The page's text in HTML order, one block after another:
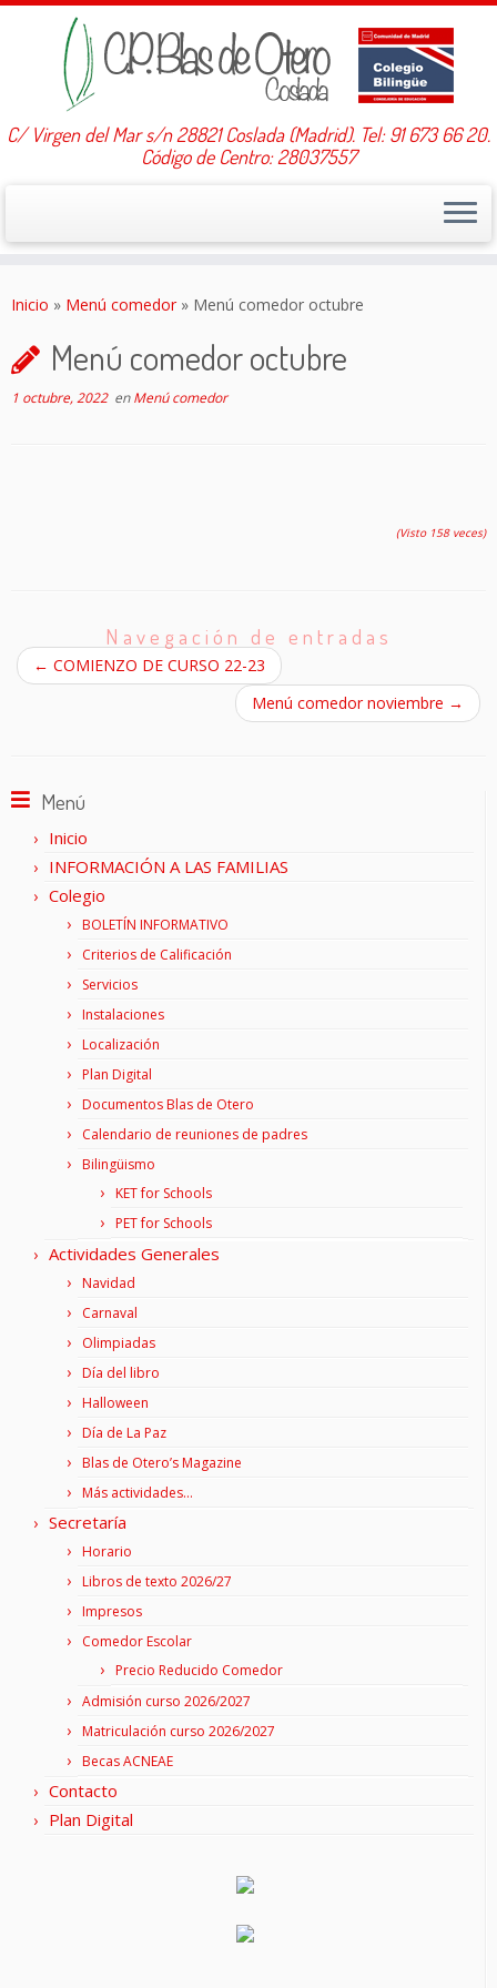
C/ Virgen del Mar s/n 28821 Coslada (Madrid). Tel: 91 673 66 20.
Código de Centro: 28037557
Inicio » Menú comedor » Menú comedor octubre
Menú comedor octubre
1 octubre, 2022enMenú comedor
(Visto 158 veces)
Navegación de entradas
← COMIENZO DE CURSO 22-23
Menú comedor noviembre →
Menú
Inicio
INFORMACIÓN A LAS FAMILIAS
Colegio
BOLETÍN INFORMATIVO
Criterios de Calificación
Servicios
Instalaciones
Localización
Plan Digital
Documentos Blas de Otero
Calendario de reuniones de padres
Bilingüismo
KET for Schools
PET for Schools
Actividades Generales
Navidad
Carnaval
Olimpiadas
Día del libro
Halloween
Día de La Paz
Blas de Otero’s Magazine
Más actividades…
Secretaría
Horario
Libros de texto 2026/27
Impresos
Comedor Escolar
Precio Reducido Comedor
Admisión curso 2026/2027
Matriculación curso 2026/2027
Becas ACNEAE
Contacto
Plan Digital